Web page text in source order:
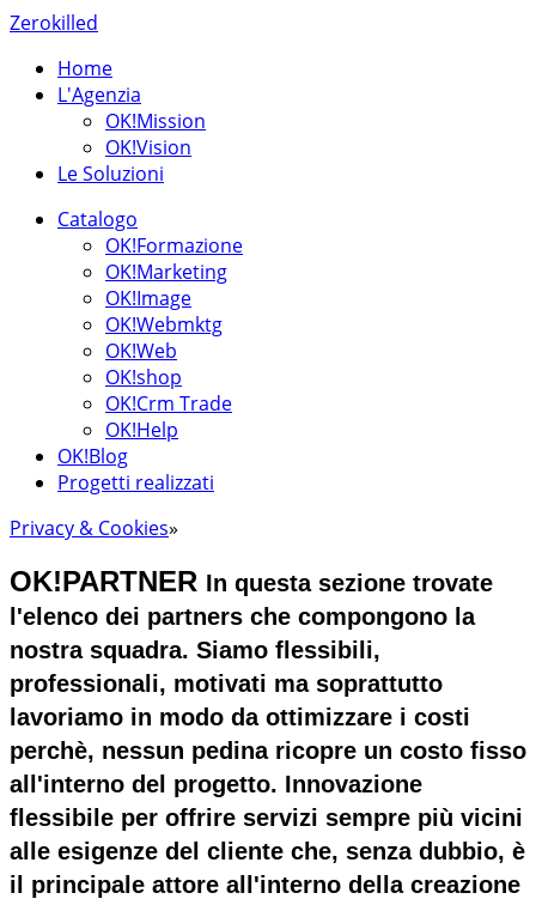
Zerokilled
Home
L'Agenzia
OK!Mission
OK!Vision
Le Soluzioni
Catalogo
OK!Formazione
OK!Marketing
OK!Image
OK!Webmktg
OK!Web
OK!shop
OK!Crm Trade
OK!Help
OK!Blog
Progetti realizzati
Privacy & Cookies»
OK!PARTNER In questa sezione trovate
l'elenco dei partners che compongono la
nostra squadra. Siamo flessibili,
professionali, motivati ma soprattutto
lavoriamo in modo da ottimizzare i costi
perchè, nessun pedina ricopre un costo fisso
all'interno del progetto. Innovazione
flessibile per offrire servizi sempre più vicini
alle esigenze del cliente che, senza dubbio, è
il principale attore all'interno della creazione